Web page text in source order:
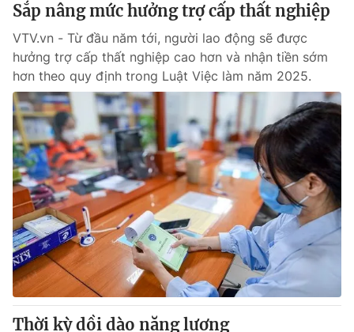
Sắp nâng mức hưởng trợ cấp thất nghiệp
VTV.vn - Từ đầu năm tới, người lao động sẽ được
hưởng trợ cấp thất nghiệp cao hơn và nhận tiền sớm
hơn theo quy định trong Luật Việc làm năm 2025.
Thời kỳ dồi dào năng lượng